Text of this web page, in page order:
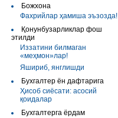
Божхона
Фахрийлар ҳамиша эъзозда!
Қонунбузарликлар фош
этилди
Иззатини билмаган
«меҳмон»лар!
Яшириб, янглишди
Бухгалтер ён дафтарига
Ҳисоб сиёсати: асосий
қоидалар
Бухгалтерга ёрдам